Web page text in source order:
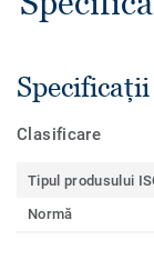
Clasificare
Tipul produsului
Normă